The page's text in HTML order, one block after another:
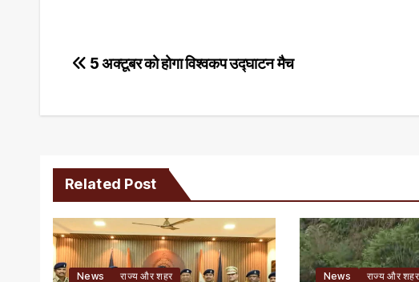
Post
5 अक्‍टूबर को होगा विश्वकप उद्घाटन मैच
Related Post
News राज्य और शहर News राज्य और शहर